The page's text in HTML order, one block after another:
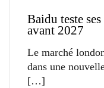
Baidu teste
avant 2027
Le marché
dans une